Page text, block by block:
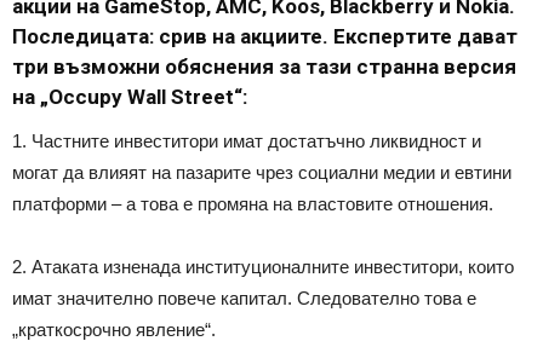
акции на GameStop, AMC, Koos, Blackberry и Nokia.
Последицата: срив на акциите. Експертите дават
три възможни обяснения за тази странна версия
на „Occupy Wall Street“:
1. Частните инвеститори имат достатъчно ликвидност и
могат да влияят на пазарите чрез социални медии и евтини
платформи – а това е промяна на властовите отношения.
2. Атаката изненада институционалните инвеститори, които
имат значително повече капитал. Следователно това е
„краткосрочно явление“.